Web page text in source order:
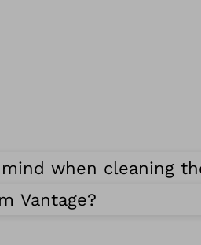
when cleaning
Vantage?